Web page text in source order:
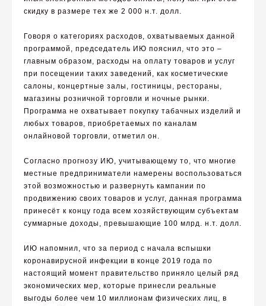
скидку в размере тех же 2 000 н.т. долл.
Говоря о категориях расходов, охватываемых данной
программой, председатель ИЮ пояснил, что это –
главным образом, расходы на оплату товаров и услуг
при посещении таких заведений, как косметические
салоны, концертные залы, гостиницы, рестораны,
магазины розничной торговли и ночные рынки.
Программа не охватывает покупку табачных изделий и
любых товаров, приобретаемых по каналам
онлайновой торговли, отметил он.
Согласно прогнозу ИЮ, учитывающему то, что многие
местные предприниматели намерены воспользоваться
этой возможностью и развернуть кампании по
продвижению своих товаров и услуг, данная программа
принесёт к концу года всем хозяйствующим субъектам
суммарные доходы, превышающие 100 млрд. н.т. долл.
ИЮ напомнил, что за период с начала вспышки
коронавирусной инфекции в конце 2019 года по
настоящий момент правительство приняло целый ряд
экономических мер, которые принесли реальные
выгоды более чем 10 миллионам физических лиц, в